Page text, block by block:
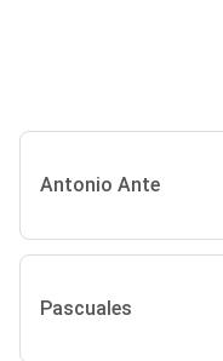
Antonio Ante
Pascuales